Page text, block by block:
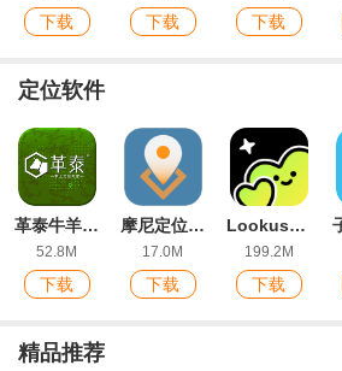
下载 下载 下载
定位软件
革泰牛羊定位器app官方版
52.8M
下载
摩尼定位最新版
17.0M
下载
Lookus安卓版
199.2M
下载
精品推荐